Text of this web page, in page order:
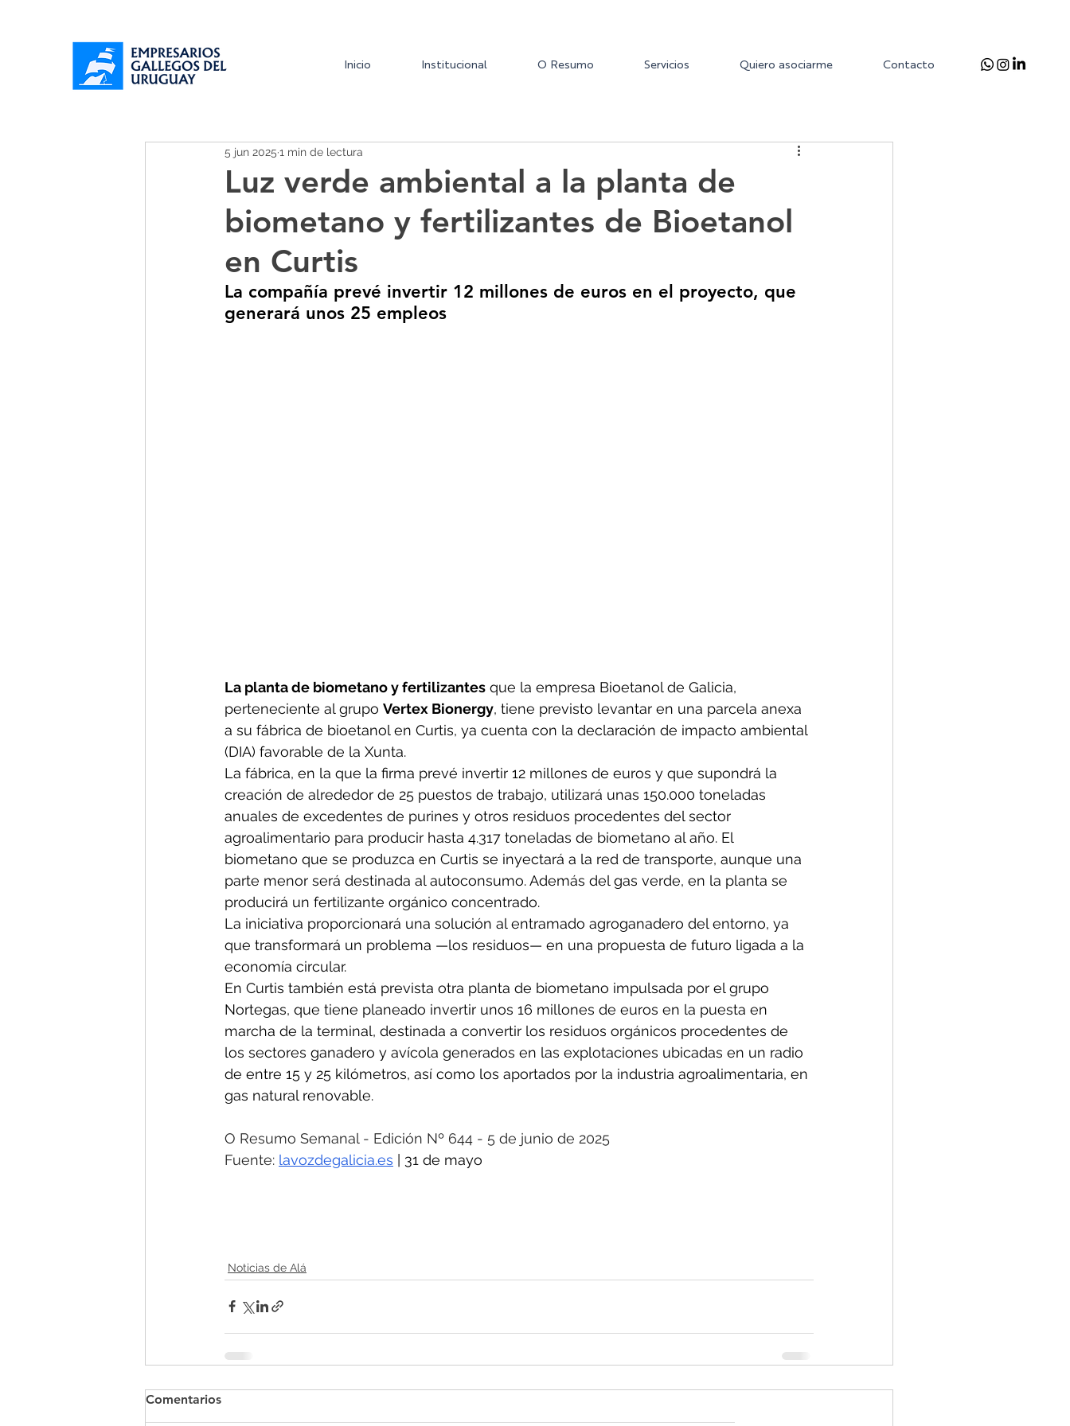
Inicio Institucional O Resumo Servicios Quiero asociarme Contacto
Luz verde ambiental a la planta de
biometano y fertilizantes de Bioetanol
en Curtis
5 jun 2025 1 min de lectura
La compañía prevé invertir 12 millones de euros en el proyecto, que
generará unos 25 empleos
La planta de biometano y fertilizantes que la empresa Bioetanol de Galicia,
perteneciente al grupo Vertex Bionergy, tiene previsto levantar en una parcela anexa
a su fábrica de bioetanol en Curtis, ya cuenta con la declaración de impacto ambiental
(DIA) favorable de la Xunta.
La fábrica, en la que la firma prevé invertir 12 millones de euros y que supondrá la
creación de alrededor de 25 puestos de trabajo, utilizará unas 150.000 toneladas
anuales de excedentes de purines y otros residuos procedentes del sector
agroalimentario para producir hasta 4.317 toneladas de biometano al año. El
biometano que se produzca en Curtis se inyectará a la red de transporte, aunque una
parte menor será destinada al autoconsumo. Además del gas verde, en la planta se
producirá un fertilizante orgánico concentrado.
La iniciativa proporcionará una solución al entramado agroganadero del entorno, ya
que transformará un problema —los residuos— en una propuesta de futuro ligada a la
economía circular.
En Curtis también está prevista otra planta de biometano impulsada por el grupo
Nortegas, que tiene planeado invertir unos 16 millones de euros en la puesta en
marcha de la terminal, destinada a convertir los residuos orgánicos procedentes de
los sectores ganadero y avícola generados en las explotaciones ubicadas en un radio
de entre 15 y 25 kilómetros, así como los aportados por la industria agroalimentaria, en
gas natural renovable.
O Resumo Semanal - Edición Nº 644 - 5 de junio de 2025
Fuente: lavozdegalicia.es | 31 de mayo
Noticias de Alá
Comentarios